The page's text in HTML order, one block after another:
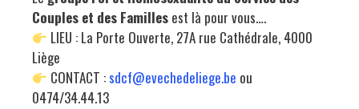
Couples et des Familles est là pour vous….
LIEU : La Porte Ouverte, 27A rue Cathédrale, 4000
Liège
CONTACT :sdcf@evechedeliege.be ou
0474/34.44.13